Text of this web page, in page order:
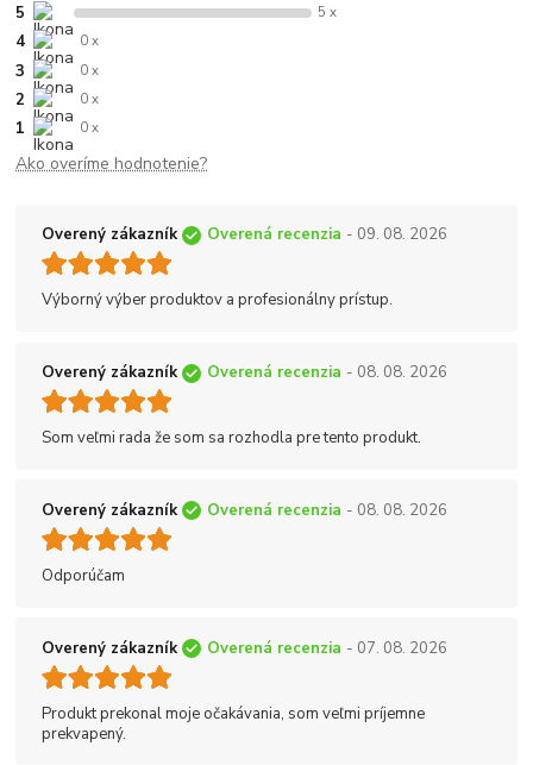
5 5 x
4 0 x
3 0 x
2 0 x
1 0 x
Ako overíme hodnotenie?
Overený zákazník Overená recenzia - 09. 08. 2026
Výborný výber produktov a profesionálny prístup.
Overený zákazník Overená recenzia - 08. 08. 2026
Som veľmi rada že som sa rozhodla pre tento produkt.
Overený zákazník Overená recenzia - 08. 08. 2026
Odporúčam
Overený zákazník Overená recenzia - 07. 08. 2026
Produkt prekonal moje očakávania, som veľmi príjemne
prekvapený.